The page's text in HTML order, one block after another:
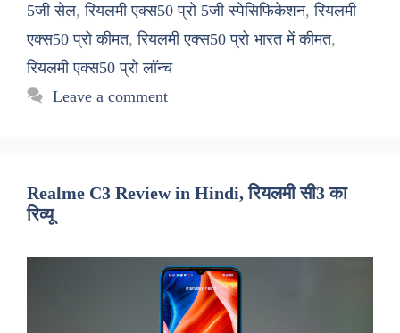
5जी सेल,रियलमी एक्स50 प्रो 5जी स्पेसिफिकेशन,रियलमी
एक्स50 प्रो कीमत,रियलमी एक्स50 प्रो भारत में कीमत,
रियलमी एक्स50 प्रो लॉन्च
Leave a comment
Realme C3 Review in Hindi, रियलमी सी3 का
रिव्यू